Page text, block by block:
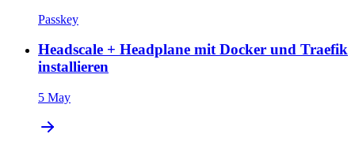
Passkey
Headscale + Headplane mit Docker und Traefik
installieren
5 May